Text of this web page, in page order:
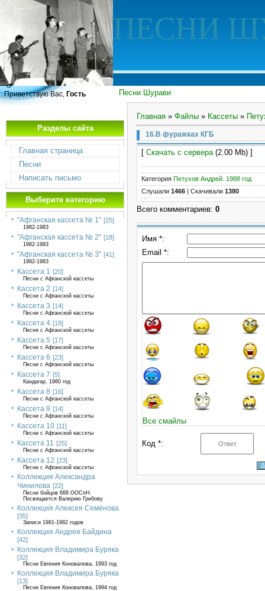
ПЕСНИ
Песни Шурави
Приветствую Вас, Гость
Разделы сайта
Главная страница
Песни
Написать письмо
Выберите категорию
"Афганская кассета № 1" [25]
1982-1983
"Афганская кассета № 2" [18]
1982-1983
"Афганская кассета № 3" [41]
1982-1983
Кассета 1 [20]
Песни с Афганской кассеты
Кассета 2 [14]
Песни с Афганской кассеты
Кассета 3 [14]
Песни с Афганской кассеты
Кассета 4 [18]
Песня с Афганской кассеты
Кассета 5 [17]
Песни с Афганской кассеты
Кассета 6 [23]
Песни с Афганской кассеты
Кассета 7 [5]
Кандагар, 1980 год
Кассета 8 [16]
Песни с Афганской кассеты
Кассета 9 [14]
Песни с Афганской кассеты
Кассета 10 [11]
Песни с Афганской кассеты
Кассета 11 [25]
Песни с Афганской кассеты
Кассета 12 [23]
Песни с Афганской кассеты
Коллекция Александра
Чинилова [22]
Песни бойцов 668 ООСпН.
Посвящается Валерию Грибову
Коллекция Алексея Семёнова
[35]
Записи 1981-1982 годов
Коллекция Андрея Байдина
[42]
Коллекция Владимира Буряка
[32]
Песни Евгения Коновалова, 1993 год
Коллекция Владимира Буряка
[13]
Песни Евгения Коновалова, 1994 год
Главная » Файлы » Кассеты »
16.В фуражках КГБ
[ Скачать с сервера(2.00 Mb) ]
Категория Петухов Андрей. 1988 год
Слушали 1466 Скачивали 1380
Всего комментариев: 0
Имя *:
Email *:
Все смайлы
Код *: